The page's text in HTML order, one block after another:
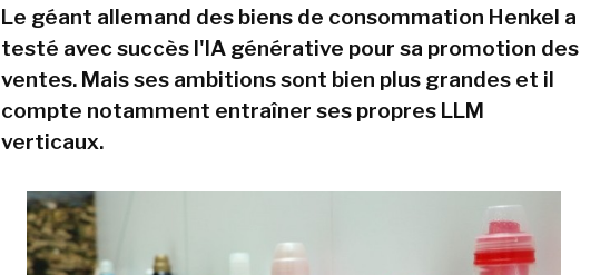
Le géant allemand des biens de consommation Henkel a
testé avec succès l'IA générative pour sa promotion des
ventes. Mais ses ambitions sont bien plus grandes et il
compte notamment entraîner ses propres LLM
verticaux.